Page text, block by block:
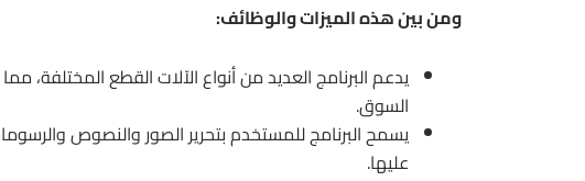
ومن بين هذه الميزات والوظائف:
يدعم البرنامج العديد من أنواع الآلات القطع المختلفة،
السوق.
يسمح البرنامج للمستخدم بتحرير الصور والنصوص
عليها.